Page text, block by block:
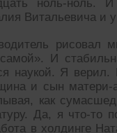
ноль-ноль.
Витальевича и
рисовал
И
наукой. Я
и сын
как
Да, я что-
в холдинге